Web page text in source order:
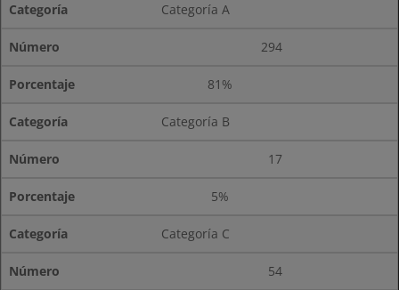
Categoría A
294
81%
Categoría B
17
5%
Categoría C
54